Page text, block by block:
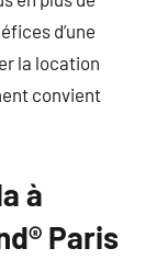
d’une
la location
convient
à
Paris